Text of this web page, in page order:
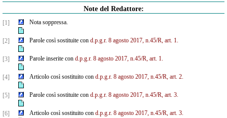
Note del Redattore:
[1] Nota soppressa.
[2] Parole così sostituite con d.p.g.r. 8 agosto 2017, n.45/R, art. 1.
[3] Parole inserite con d.p.g.r. 8 agosto 2017, n.45/R, art. 1.
[4] Articolo così sostituito con d.p.g.r. 8 agosto 2017, n.45/R, art. 2.
[5] Parole così sostituite con d.p.g.r. 8 agosto 2017, n.45/R, art. 3.
[6] Articolo così sostituito con d.p.g.r. 8 agosto 2017, n.45/R, art. 3.